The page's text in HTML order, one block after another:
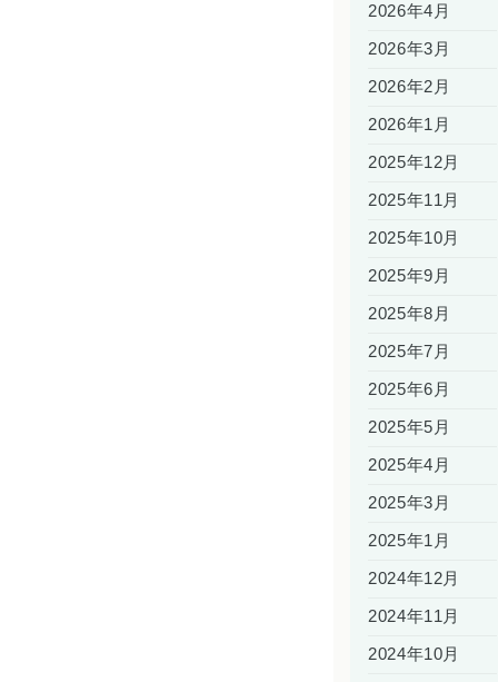
2026年4月
2026年3月
2026年2月
2026年1月
2025年12月
2025年11月
2025年10月
2025年9月
2025年8月
2025年7月
2025年6月
2025年5月
2025年4月
2025年3月
2025年1月
2024年12月
2024年11月
2024年10月